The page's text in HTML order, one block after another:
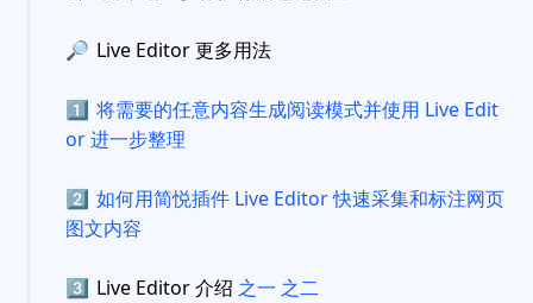
🔎 Live Editor 更多用法
1️⃣ 将需要的任意内容生成阅读模式并使用 Live Edit
or 进一步整理
2️⃣ 如何用简悦插件 Live Editor 快速采集和标注网页
图文内容
3️⃣ Live Editor 介绍 之一 之二